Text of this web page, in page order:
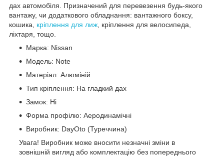
дах автомобіля. Призначений для перевезення будь-якого
вантажу, чи додаткового обладнання: вантажного боксу,
кошика, кріплення для лиж, кріплення для велосипеда,
ліхтаря, тощо.
Марка: Nissan
Модель: Note
Матеріал: Алюміній
Тип кріплення: На гладкий дах
Замок: Ні
Форма профілю: Аеродинамічні
Виробник: DayOto (Туреччина)
Увага! Виробник може вносити незначні зміни в
зовнішній вигляд або комплектацію без попереднього